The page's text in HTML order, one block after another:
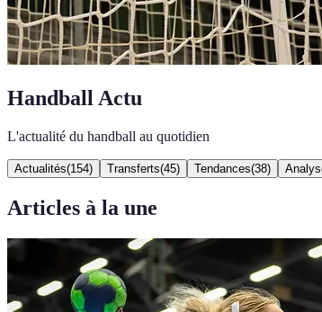
Handball Actu
L'actualité du handball au quotidien
Actualités(154) Transferts(45) Tendances(38)
Articles à la une